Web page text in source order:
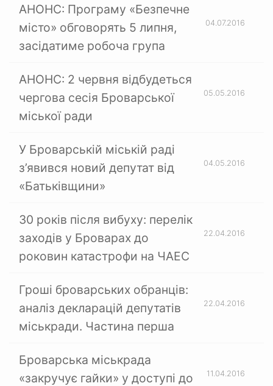
АНОНС: Програму «Безпечне
місто» обговорять 5 липня,
засідатиме робоча група
04.07.2016
АНОНС: 2 червня відбудеться
чергова сесія Броварської
міської ради
05.05.2016
У Броварській міській раді
з’явився новий депутат від
«Батьківщини»
04.05.2016
30 років після вибуху: перелік
заходів у Броварах до
роковин катастрофи на ЧАЕС
22.04.2016
Гроші броварських обранців:
аналіз декларацій депутатів
міськради. Частина перша
22.04.2016
Броварська міськрада
«закручує гайки» у доступі до
11.04.2016